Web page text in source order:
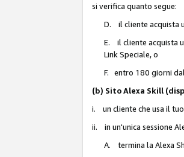
si verifica quanto segue:
D. il cliente acquista
E. il cliente acquista
Link Speciale, o
F. entro 180 giorni
(b) Sito Alexa Skill
i. un cliente che usa il
ii. in un'unica sessione
A. termina la Alexa